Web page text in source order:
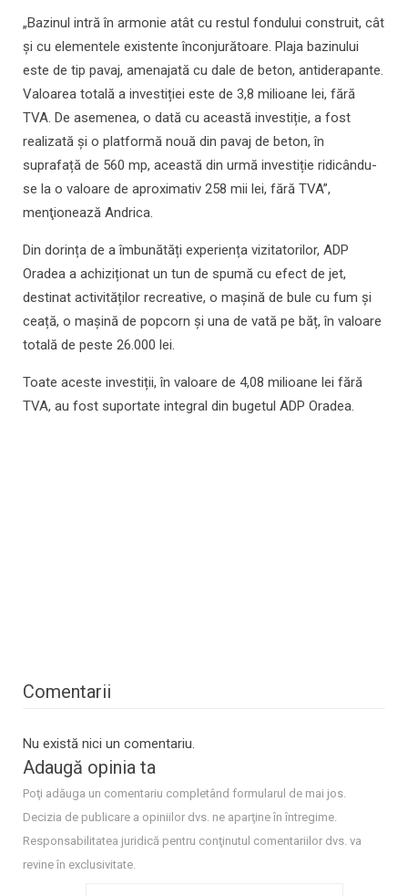
„Bazinul intră în armonie atât cu restul fondului construit, cât
și cu elementele existente înconjurătoare. Plaja bazinului
este de tip pavaj, amenajată cu dale de beton, antiderapante.
Valoarea totală a investiției este de 3,8 milioane lei, fără
TVA. De asemenea, o dată cu această investiție, a fost
realizată și o platformă nouă din pavaj de beton, în
suprafață de 560 mp, această din urmă investiție ridicându-
se la o valoare de aproximativ 258 mii lei, fără TVA”,
menţionează Andrica.
Din dorința de a îmbunătăți experiența vizitatorilor, ADP
Oradea a achiziționat un tun de spumă cu efect de jet,
destinat activităților recreative, o mașină de bule cu fum și
ceață, o mașină de popcorn și una de vată pe băț, în valoare
totală de peste 26.000 lei.
Toate aceste investiții, în valoare de 4,08 milioane lei fără
TVA, au fost suportate integral din bugetul ADP Oradea.
Comentarii
Nu există nici un comentariu.
Adaugă opinia ta
Poţi adăuga un comentariu completând formularul de mai jos.
Decizia de publicare a opiniilor dvs. ne aparţine în întregime.
Responsabilitatea juridică pentru conţinutul comentariilor dvs. va
revine în exclusivitate.